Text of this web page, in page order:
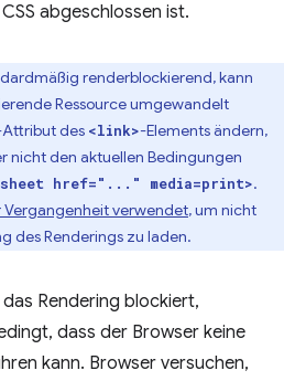
abgeschlossen ist.
renderblockierend, kann
Ressource umgewandelt
des <link>-Elements ändern,
nicht den aktuellen Bedingungen
href="..." media=print>.
Vergangenheit verwendet, um nicht
des Renderings zu laden.
Rendering blockiert,
dass der Browser keine
kann. Browser versuchen,